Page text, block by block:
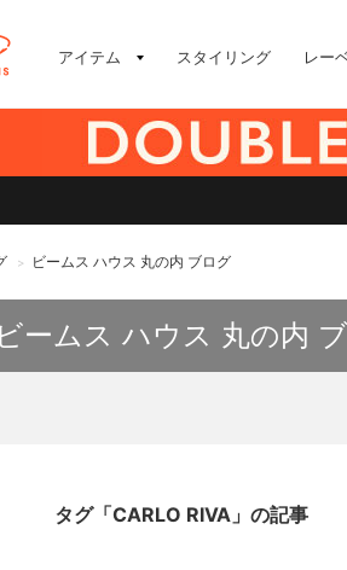
アイテム スタイリング レー
> ビームス ハウス 丸の内 ブログ
ビームス ハウス 丸の内
タグ「CARLO RIVA」の記事